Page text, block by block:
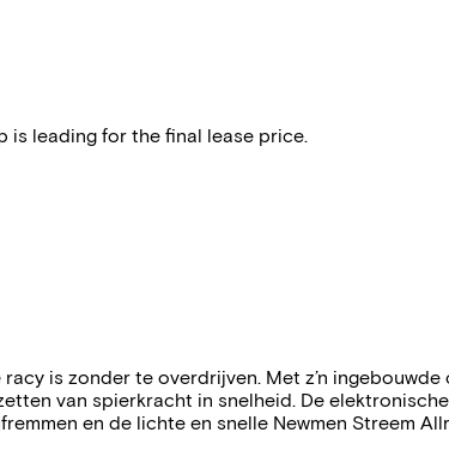
is leading for the final lease price.
is zonder te overdrijven. Met z’n
van spierkracht in snelheid. De
en de lichte en snelle Newmen Streem